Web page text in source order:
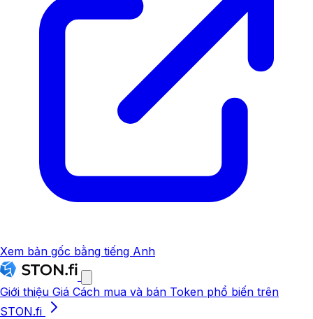
Xem bản gốc bằng tiếng Anh
Giới thiệu Giá Cách mua và bán Token phổ biến trên
STON.fi